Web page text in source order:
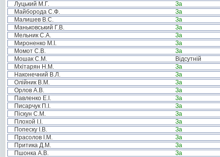
Луцький М.Г.
За
Майборода С.Ф.
За
Малишев В.С.
За
Маньковський Г.В.
За
Мельник С.А.
За
Мироненко М.І.
За
Момот С.В.
За
Мошак С.М.
Відсутній
Мхітарян Н.М.
За
Наконечний В.Л.
За
Олійник В.М.
За
Орлов А.В.
За
Павленко Е.І.
За
Писарчук П.І.
За
Піскун С.М.
За
Плохой І.І.
За
Попеску І.В.
За
Прасолов І.М.
За
Притика Д.М.
За
Пшонка А.В.
За